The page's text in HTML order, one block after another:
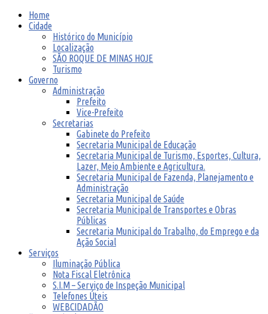
Home
Cidade
Histórico do Município
Localização
SÃO ROQUE DE MINAS HOJE
Turismo
Governo
Administração
Prefeito
Vice-Prefeito
Secretarias
Gabinete do Prefeito
Secretaria Municipal de Educação
Secretaria Municipal de Turismo, Esportes, Cultura,
Lazer, Meio Ambiente e Agricultura.
Secretaria Municipal de Fazenda, Planejamento e
Administração
Secretaria Municipal de Saúde
Secretaria Municipal de Transportes e Obras
Públicas
Secretaria Municipal do Trabalho, do Emprego e da
Ação Social
Serviços
Iluminação Pública
Nota Fiscal Eletrônica
S.I.M – Serviço de Inspeção Municipal
Telefones Úteis
WEBCIDADÃO